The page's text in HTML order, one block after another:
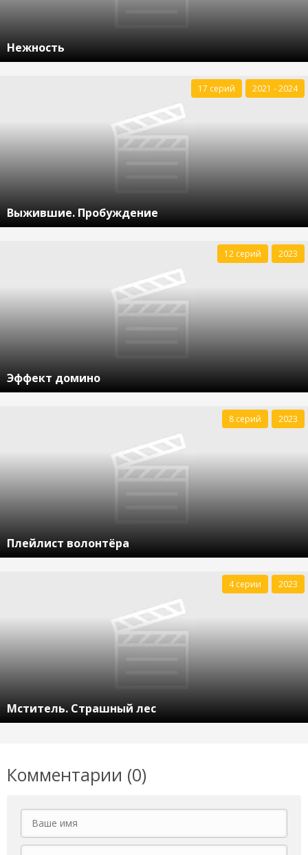
Нежность
Выжившие. Пробуждение
17 серий 2021 - 2024
Эффект домино
12 серий 2023
Плейлист волонтёра
8 серий 2023
Мститель. Страшный лес
4 серии 2023
Комментарии (0)